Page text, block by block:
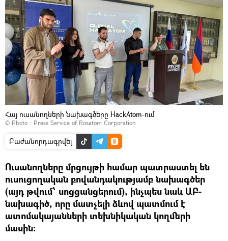
Հայ ուսանողների նախագծերը HackAtom-ում
© Photo : Press Service of Rosatom Corporation
Բաժանորդագրվել
Ուսանողները մրցույթի համար պատրաստել են
ուսուցողական բովանդակությամբ նախագծեր
(այդ թվում՝ սոցցանցերում), ինչպես նաև ԱԲ-
նախագիծ, որը մատչելի ձևով պատմում է
ատոմակայանների տեխնիկական կողմերի
մասին: